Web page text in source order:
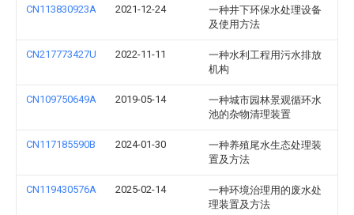
CN113830923A 2021-12-24
一种井下环保水处理设备
及使用方法
CN217773427U 2022-11-11
一种水利工程用污水排放
机构
CN109750649A 2019-05-14
一种城市园林景观循环水
池的杂物清理装置
CN117185590B 2024-01-30
一种养殖尾水生态处理装
置及方法
CN119430576A 2025-02-14
一种环境治理用的废水处
理装置及方法